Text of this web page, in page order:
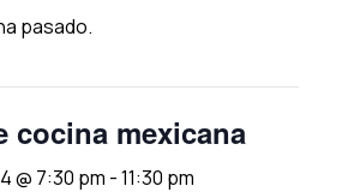
pasado.
cocina mexicana
@ 7:30 pm -11:30 pm